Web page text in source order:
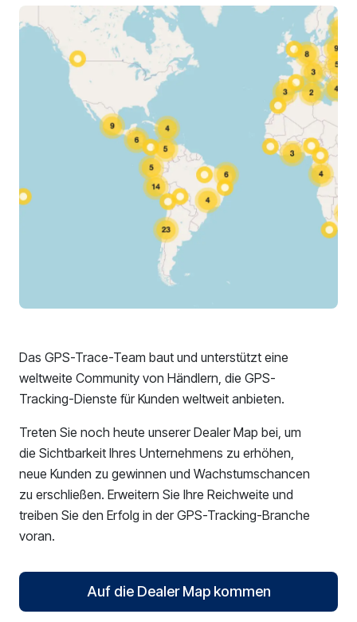
Das GPS-Trace-Team baut und unterstützt eine
weltweite Community von Händlern, die GPS-
Tracking-Dienste für Kunden weltweit anbieten.
Treten Sie noch heute unserer Dealer Map bei, um
die Sichtbarkeit Ihres Unternehmens zu erhöhen,
neue Kunden zu gewinnen und Wachstumschancen
zu erschließen. Erweitern Sie Ihre Reichweite und
treiben Sie den Erfolg in der GPS-Tracking-Branche
voran.
Auf die Dealer Map kommen